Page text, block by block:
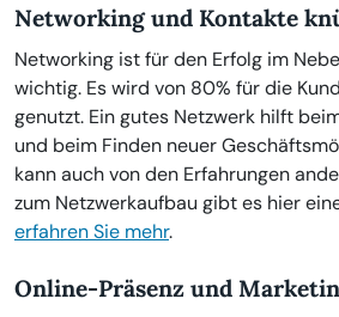
Networking und Kontakte
Networking ist für den Erfolg im
wichtig. Es wird von 80% für die
genutzt. Ein gutes Netzwerk hilft
und beim Finden neuer
kann auch von den Erfahrungen
zum Netzwerkaufbau gibt es hier
erfahren Sie mehr.
Online-Präsenz und